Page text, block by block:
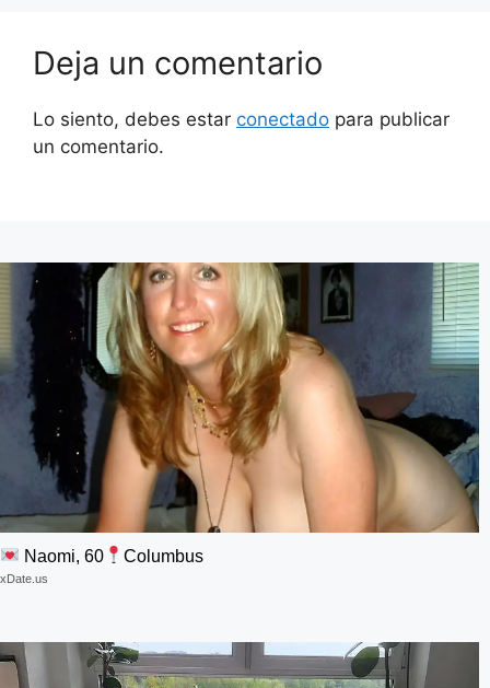
Deja un comentario
Lo siento, debes estar conectado para publicar
un comentario.
Naomi, 60 Columbus
xDate.us